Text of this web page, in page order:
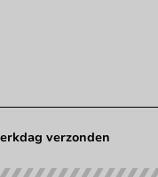
verzonden